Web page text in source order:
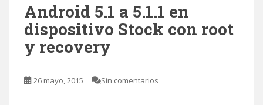
Android 5.1 a 5.1.1 en
dispositivo Stock con root
y recovery
26 mayo, 2015 Sin comentarios